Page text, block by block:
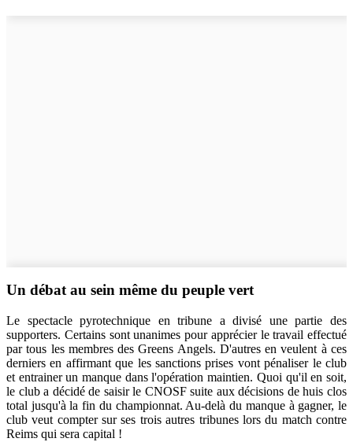
Un débat au sein même du peuple vert
Le spectacle pyrotechnique en tribune a divisé une partie des
supporters. Certains sont unanimes pour apprécier le travail effectué
par tous les membres des Greens Angels. D'autres en veulent à ces
derniers en affirmant que les sanctions prises vont pénaliser le club
et entrainer un manque dans l'opération maintien. Quoi qu'il en soit,
le club a décidé de saisir le CNOSF suite aux décisions de huis clos
total jusqu'à la fin du championnat. Au-delà du manque à gagner, le
club veut compter sur ses trois autres tribunes lors du match contre
Reims qui sera capital !